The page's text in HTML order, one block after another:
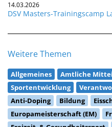
14.03.2026
DSV Masters-Trainingscamp
Weitere Themen
Allgemeines Amtliche
Sportentwicklung
Anti-Doping
Bildung
Europameisterschaft (EM)